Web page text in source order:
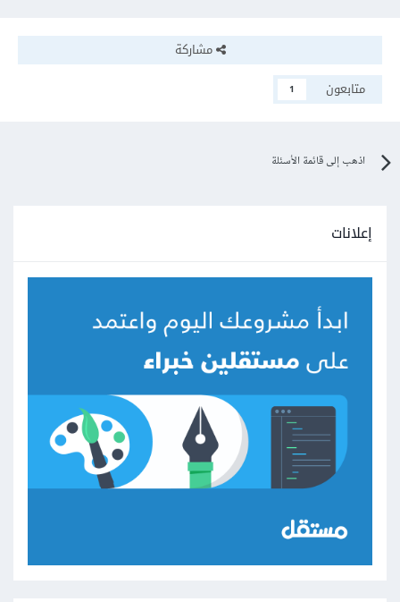
مشاركة
متابعون
1
اذهب إلى قائمة الأسئلة
إعلانات